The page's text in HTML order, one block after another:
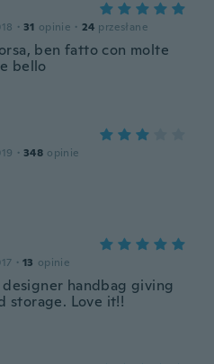
· 31 opinie · 24 przesłane
ben fatto con molte
bello
· 348 opinie
· 13 opinie
handbag giving
storage. Love it!!